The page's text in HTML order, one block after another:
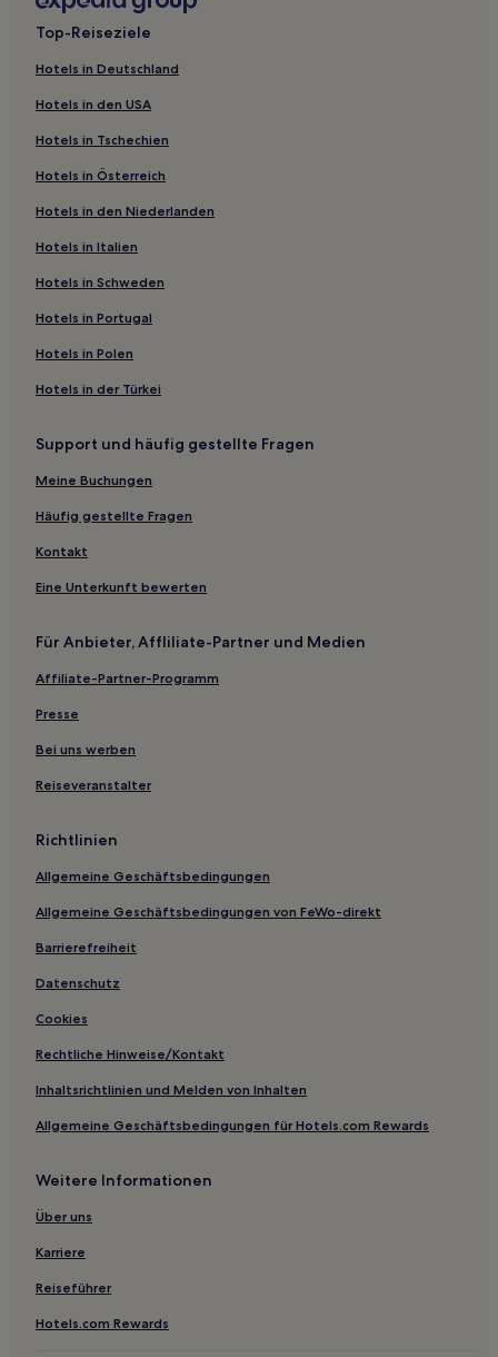
Hotels mit Pool in Termal
Hotels mit Fitnessbereich in Termal
Strand in Armutlu
Hotels mit Pool in Provinz Yalova
Haustierfreundliche in Gökçedere
Familien in Gökçedere
Hotels mit Pool in Gökçedere
Familien in Yalova
Hotels mit Küchenzeile in Yalova
Top-Reiseziele
Hotels in Deutschland
Hotels in den USA
Hotels in Tschechien
Hotels in Österreich
Hotels in den Niederlanden
Hotels in Italien
Hotels in Schweden
Hotels in Portugal
Hotels in Polen
Hotels in der Türkei
Support und häufig gestellte Fragen
Meine Buchungen
Häufig gestellte Fragen
Kontakt
Eine Unterkunft bewerten
Für Anbieter, Affliliate-Partner und Medien
Affiliate-Partner-Programm
Presse
Bei uns werben
Reiseveranstalter
Richtlinien
Allgemeine Geschäftsbedingungen
Allgemeine Geschäftsbedingungen von FeWo-direkt
Barrierefreiheit
Datenschutz
Cookies
Rechtliche Hinweise/Kontakt
Inhaltsrichtlinien und Melden von Inhalten
Allgemeine Geschäftsbedingungen für Hotels.com Rewards
Weitere Informationen
Über uns
Karriere
Reiseführer
Hotels.com Rewards